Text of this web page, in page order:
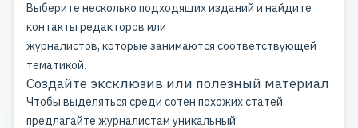
Выберите несколько подходящих изданий и найдите
контакты редакторов или
журналистов, которые занимаются соответствующей
тематикой.
Создайте эксклюзив или полезный материал
Чтобы выделяться среди сотен похожих статей,
предлагайте журналистам уникальный